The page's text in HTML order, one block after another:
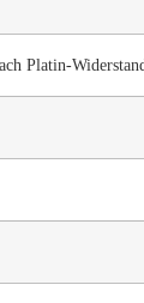
Platin-